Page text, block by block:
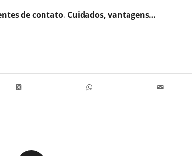
de contato. Cuidados, vantagens…